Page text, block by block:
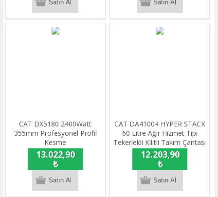
CAT DX5180 2400Watt
355mm Profesyonel Profil
Kesme
13.022,90
₺
CAT DA41004 HYPER STACK
60 Litre Ağır Hizmet Tipi
Tekerlekli Kilitli Takım Çantası
12.203,90
₺